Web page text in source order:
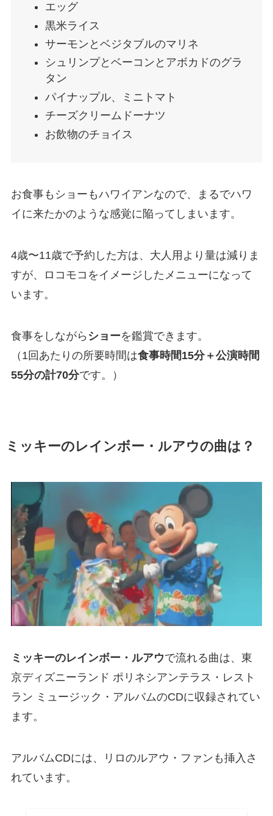
エッグ
黒米ライス
サーモンとベジタブルのマリネ
シュリンプとベーコンとアボカドのグラ
タン
パイナップル、ミニトマト
チーズクリームドーナツ
お飲物のチョイス
お食事もショーもハワイアンなので、まるでハワ
イに来たかのような感覚に陥ってしまいます。
4歳〜11歳で予約した方は、大人用より量は減りま
すが、ロコモコをイメージしたメニューになって
います。
食事をしながら ショーを鑑賞できます。
（1回あたりの所要時間は食事時間15分＋公演時間
55分の計70分です。）
ミッキーのレインボー・ルアウの曲は？
ミッキーのレインボー・ルアウで流れる曲は、東
京ディズニーランド ポリネシアンテラス・レスト
ラン ミュージック・アルバムのCDに収録されてい
ます。
アルバムCDには、リロのルアウ・ファンも挿入さ
れています。